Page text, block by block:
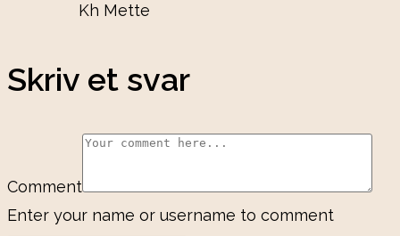
Kh Mette
Skriv et svar
Comment
Enter your name or username to comment